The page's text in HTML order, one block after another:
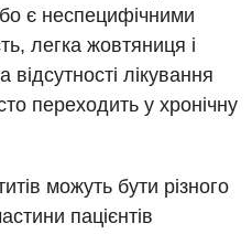
є неспецифічними
легка жовтяниця і
лікування
переходить у хронічну
можуть бути різного
пацієнтів